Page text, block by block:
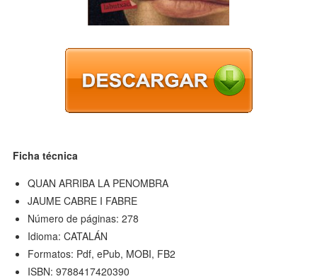
Ficha técnica
QUAN ARRIBA LA PENOMBRA
JAUME CABRE I FABRE
Número de páginas: 278
Idioma: CATALÁN
Formatos: Pdf, ePub, MOBI, FB2
ISBN: 9788417420390